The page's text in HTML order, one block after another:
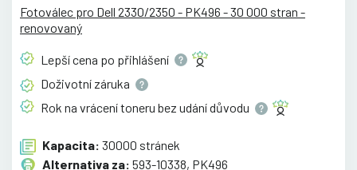
Fotoválec pro Dell 2330/2350 - PK496 - 30 000 stran -
renovovaný
Lepší cena po přihlášení
Doživotní záruka
Rok na vrácení toneru bez udánídůvodu
Kapacita: 30000 stránek
Alternativa za: 593-10338, PK496